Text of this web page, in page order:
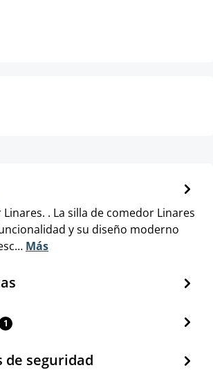
. La silla de comedor Linares
y su diseño moderno
Más
1
de seguridad